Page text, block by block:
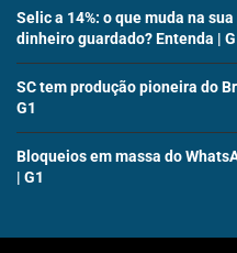
Selic a 14%: o que muda na
dinheiro guardado? Entenda |
SC tem produção pioneira do
G1
Bloqueios em massa do
| G1